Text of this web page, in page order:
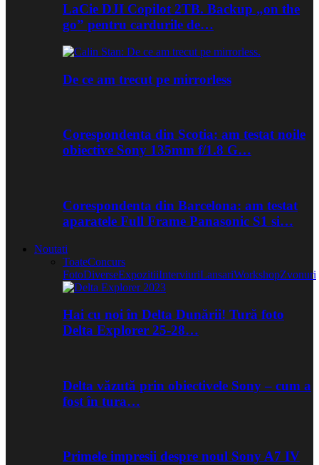
LaCie DJI Copilot 2TB. Backup „on the
go” pentru cardurile de…
De ce am trecut pe mirrorless
Corespondenta din Scotia: am testat noile
obiective Sony 135mm f/1.8 G…
Corespondenta din Barcelona: am testat
aparatele Full Frame Panasonic S1 si…
Noutati
ToateConcurs
FotoDiverseExpozitiiInterviuriLansariWorkshopZvonuri
Hai cu noi în Delta Dunării! Tură foto
Delta Explorer 25-28…
Delta văzută prin obiectivele Sony – cum a
fost în tura…
Primele impresii despre noul Sony A7 IV